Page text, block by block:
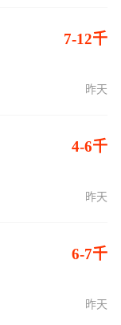
7-12千
昨天
4-6千
昨天
6-7千
昨天